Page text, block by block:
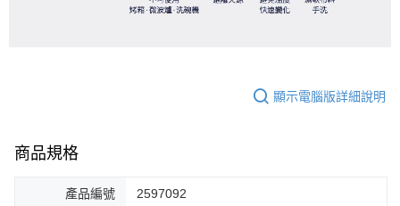
顯示電腦版詳細說明
商品規格
產品編號 2597092